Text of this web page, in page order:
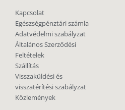
Kapcsolat
Egészségpénztári számla
Adatvédelmi szabályzat
Általános Szerződési
Feltételek
Szállítás
Visszaküldési és
visszatérítési szabályzat
Közlemények